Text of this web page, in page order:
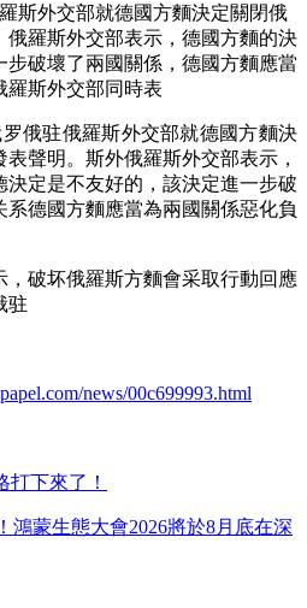
斯外交部就德國方麵決定關閉俄
羅斯外交部表示，德國方麵的決
破壞了兩國關係，德國方麵應當
羅斯外交部同時表
驻俄羅斯外交部就德國方麵決
表聲明。斯外俄羅斯外交部表示，
決定是不友好的，該決定進一步破
德國方麵應當為兩國關係惡化負
破坏俄羅斯方麵會采取行動回應
驻
news/00c699993.html
打下來了！
鴻蒙生態大會2026將於8月底在深